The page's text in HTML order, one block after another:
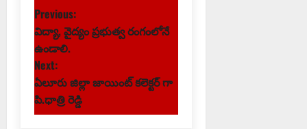
P
o
s
t
Previous:
విద్యా, వైద్యం ప్రభుత్వ రంగంలోనే
ఉండాలి.
Next:
ఏలూరు జిల్లా జాయింట్ కలెక్టర్ గా
పి.ధాత్రి రెడ్డి